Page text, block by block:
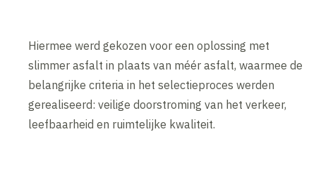
Hiermee werd gekozen voor een oplossing met
slimmer asfalt in plaats van méér asfalt, waarmee de
belangrijke criteria in het selectieproces werden
gerealiseerd: veilige doorstroming van het verkeer,
leefbaarheid en ruimtelijke kwaliteit.